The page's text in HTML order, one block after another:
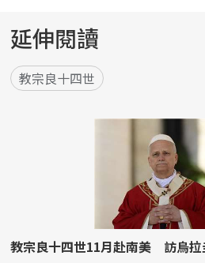
延伸閱讀
教宗良十四世
教宗良十四世11月赴南美 訪烏拉